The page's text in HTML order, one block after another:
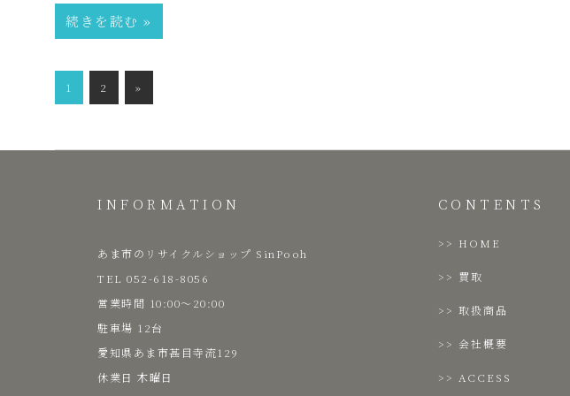
お
し
ゃ
れ
続きを読む
稿
1 2
次
»
INFORMATION
あま市のリサイクルショップ SinPooh
TEL 052-618-8056
​営業時間 10:00～20:00
駐車場 12台
愛知県あま市甚目寺流129
​休業日 木曜日
CONTENTS
HOME
買取
取扱商品
会社概要
ACCESS